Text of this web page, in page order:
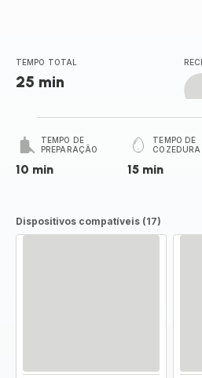
TEMPO TOTAL
25 min
TEMPO DE
PREPARAÇÃO
10 min
TEMPO DE
COZEDURA
15 min
Dispositivos compatíveis (17)